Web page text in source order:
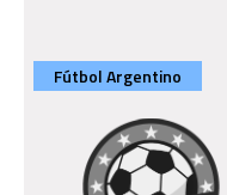
Fútbol Argentino